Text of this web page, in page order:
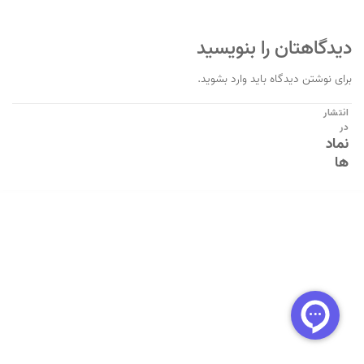
دیدگاهتان را بنویسید
برای نوشتن دیدگاه بایدوارد بشوید.
راهبری
نوشته
انتشار
در
نماد
ها